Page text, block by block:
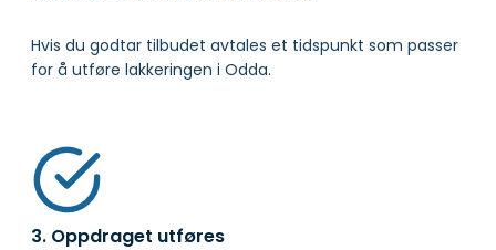
Hvis du godtar tilbudet avtales et tidspunkt som passer
for å utføre lakkeringen i Odda.
3. Oppdraget utføres